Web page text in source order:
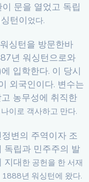
문을 열었고 독립
턴이었다.
싱턴을 방문한바
년 워싱턴으로와
입학한다. 이 당시
외국인이다. 변수는
농무성에 취직한
이로 객사하고 만다.
변의 주역이자 조
독립과 민주주의 발
지대한 공헌을 한 서재
1888년 워싱턴에 왔다.